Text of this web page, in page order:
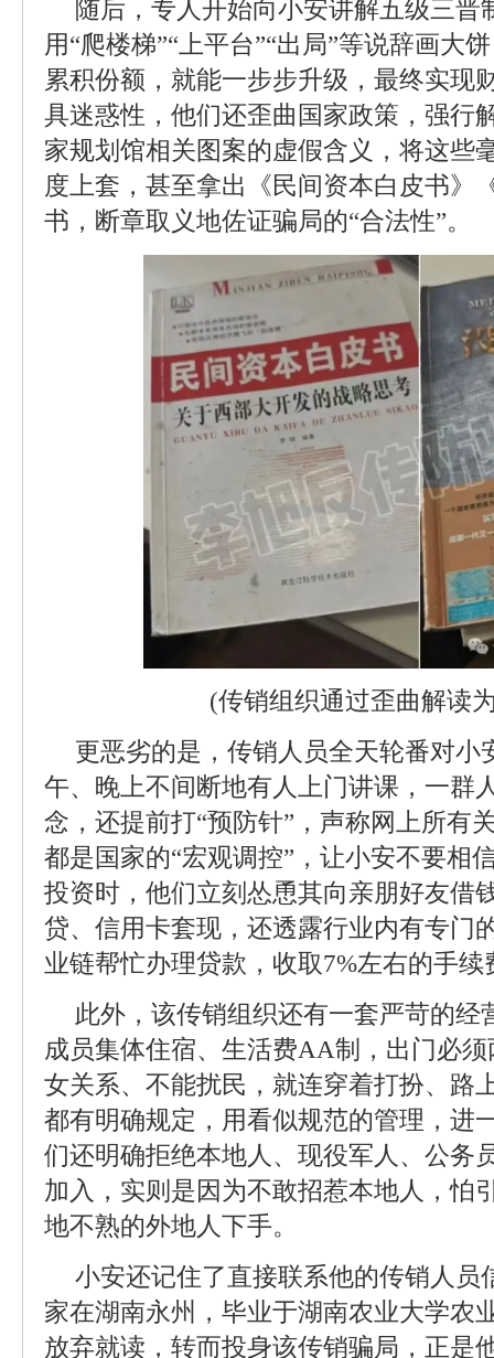
随后，专人开始向小安讲解五级三晋
用“爬楼梯”“上平台”“出局”等说辞画大
累积份额，就能一步步升级，最终实现
具迷惑性，他们还歪曲国家政策，强行
家规划馆相关图案的虚假含义，将这些
度上套，甚至拿出《民间资本白皮书》
书，断章取义地佐证骗局的“合法性”。
(传销组织通过歪曲解读
更恶劣的是，传销人员全天轮番对小
午、晚上不间断地有人上门讲课，一群
念，还提前打“预防针”，声称网上所有
都是国家的“宏观调控”，让小安不要相
投资时，他们立刻怂恿其向亲朋好友借
贷、信用卡套现，还透露行业内有专门
业链帮忙办理贷款，收取7%左右的手
此外，该传销组织还有一套严苛的经
成员集体住宿、生活费AA制，出门必
女关系、不能扰民，就连穿着打扮、路
都有明确规定，用看似规范的管理，进
们还明确拒绝本地人、现役军人、公务
加入，实则是因为不敢招惹本地人，怕
地不熟的外地人下手。
小安还记住了直接联系他的传销人员
家在湖南永州，毕业于湖南农业大学农
放弃就读，转而投身该传销骗局，正是